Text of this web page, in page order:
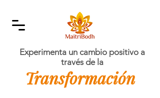
Experimenta un cambio positivo a
través de la
Transformación